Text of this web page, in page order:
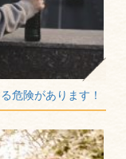
危険があります！